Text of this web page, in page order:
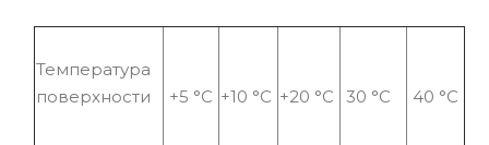
Температура
поверхности
+5 °С +10 °С +20 °С 30 °С 40 °С